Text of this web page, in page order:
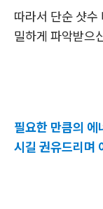
따라서 단순 샷수
밀하게 파악받으
필요한 만큼의
시길 권유드리며